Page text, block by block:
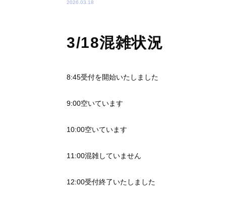
2026.03.18
3/18混雑状況
8:45受付を開始いたしました
9:00空いています
10:00空いています
11:00混雑していません
12:00受付終了いたしました